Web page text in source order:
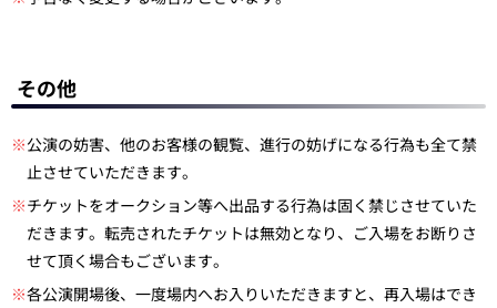
その他
※公演の妨害、他のお客様の観覧、進行の妨げになる行為も全て禁
止させていただきます。
※チケットをオークション等へ出品する行為は固く禁じさせていた
だきます。転売されたチケットは無効となり、ご入場をお断りさ
せて頂く場合もございます。
※各公演開場後、一度場内へお入りいただきますと、再入場はでき